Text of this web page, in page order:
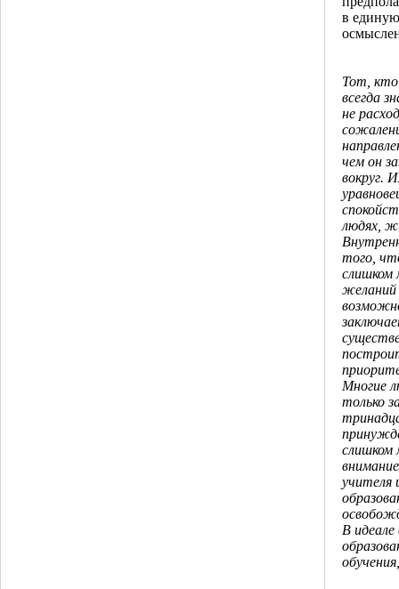
в
Тот, кто
всегда
не
чем он
вокруг.
людях,
того,
слишком
желаний
Многие
только
слишком
учителя
В